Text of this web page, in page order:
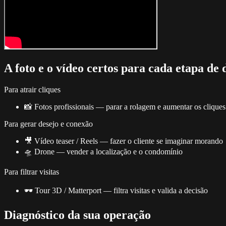
A foto e o vídeo certos para cada etapa de
Para atrair cliques
📸 Fotos profissionais — parar a rolagem e aumentar os cliques
Para gerar desejo e conexão
🎥 Vídeo teaser / Reels — fazer o cliente se imaginar morando
🛸 Drone — vender a localização e o condomínio
Para filtrar visitas
🕶️ Tour 3D / Matterport — filtra visitas e valida a decisão
Diagnóstico da sua operação